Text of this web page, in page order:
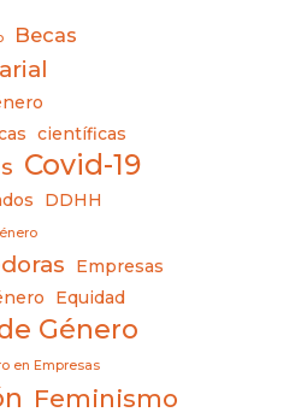
Becas
científicas
Covid-19
DDHH
Empresas
Equidad
Género
en Empresas
Feminismo